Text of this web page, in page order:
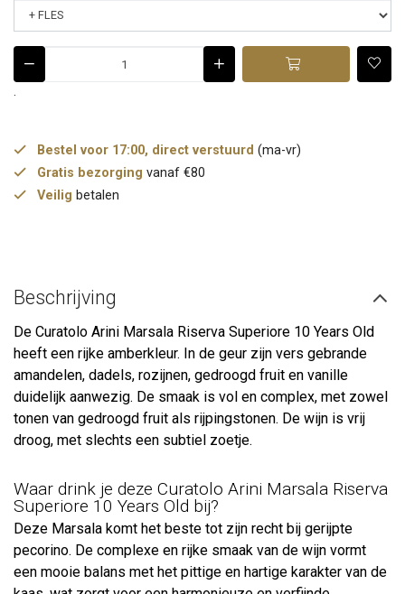
.
Bestel voor 17:00, direct verstuurd (ma-vr)
Gratis bezorging vanaf €80
Veilig betalen
Beschrijving
De Curatolo Arini Marsala Riserva Superiore 10 Years Old
heeft een rijke amberkleur. In de geur zijn vers gebrande
amandelen, dadels, rozijnen, gedroogd fruit en vanille
duidelijk aanwezig. De smaak is vol en complex, met zowel
tonen van gedroogd fruit als rijpingstonen. De wijn is vrij
droog, met slechts een subtiel zoetje.
Waar drink je deze Curatolo Arini Marsala Riserva
Superiore 10 Years Old bij?
Deze Marsala komt het beste tot zijn recht bij gerijpte
pecorino. De complexe en rijke smaak van de wijn vormt
een mooie balans met het pittige en hartige karakter van de